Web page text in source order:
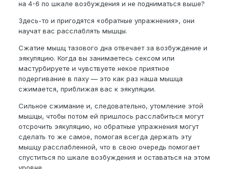
на 4-6 по шкале возбуждения и не подниматься выше?
Здесь-то и пригодятся «обратные упражнения», они
научат вас расслаблять мышцы.
Сжатие мышц тазового дна отвечает за возбуждение и
эякуляцию. Когда вы занимаетесь сексом или
мастурбируете и чувствуете некое приятное
подергивание в паху — это как раз наша мышца
сжимается, приближая вас к эякуляции.
Сильное сжимание и, следовательно, утомление этой
мышцы, чтобы потом ей пришлось расслабиться могут
отсрочить эякуляцию, но обратные упражнения могут
сделать то же самое, помогая всегда держать эту
мышцу расслабленной, что в свою очередь помогает
спуститься по шкале возбуждения и оставаться на этом